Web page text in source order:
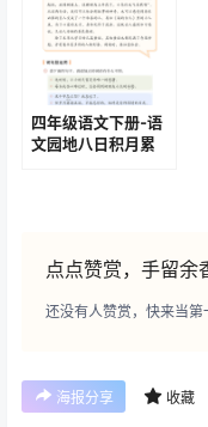
四年级语文下册-语
文园地八日积月累
点点赞赏，手留余
还没有人赞赏，快来当第
海报分享 收藏